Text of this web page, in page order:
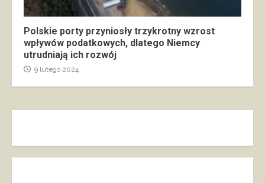
Polskie porty przyniosły trzykrotny wzrost
wpływów podatkowych, dlatego Niemcy
utrudniają ich rozwój
9 lutego 2024